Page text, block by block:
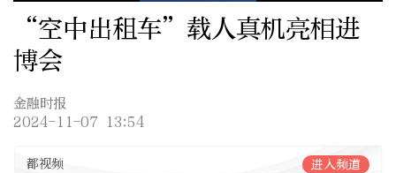
“空中出租车”载人真机亮相进
博会
金融时报
2024-11-07 13:54
都视频 进入频道